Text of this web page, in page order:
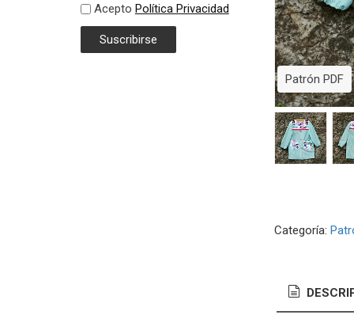
Acepto Política Privacidad
Patrón PDF
Categoría: